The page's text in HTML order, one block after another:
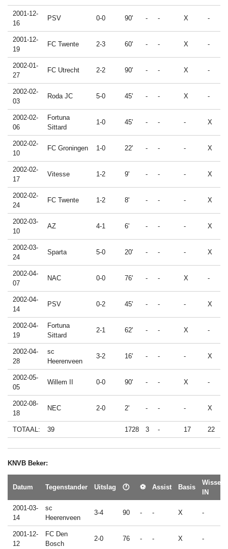
2001-12-
16
PSV 0-0 90' - - X -
2001-12-
19
FC Twente 2-3 60' - - X -
2002-01-
27
FC Utrecht 2-2 90' - - X -
2002-02-
03
Roda JC 5-0 45' - - X -
2002-02-
06
Fortuna
Sittard
1-0 45' - - - X
2002-02-
10
FC Groningen 1-0 22' - - - X
2002-02-
17
Vitesse 1-2 9' - - - X
2002-02-
24
FC Twente 1-2 8' - - - X
2002-03-
10
AZ 4-1 6' - - - X
2002-03-
24
Sparta 5-0 20' - - - X
2002-04-
07
NAC 0-0 76' - - X -
2002-04-
14
PSV 0-2 45' - - - X
2002-04-
19
Fortuna
Sittard
2-1 62' - - X -
2002-04-
28
sc
Heerenveen
3-2 16' - - - X
2002-05-
05
Willem II 0-0 90' - - X -
2002-08-
18
NEC 2-0 2' - - - X
TOTAAL: 39 1728 3 - 17 22
KNVB Beker:
Datum Tegenstander Uitslag 🕐 ⚽ Assist Basis
Wissel
IN
2001-03-
14
sc
Heerenveen
3-4 90 - - X -
2001-12-
12
FC Den
Bosch
2-0 76 - - X -